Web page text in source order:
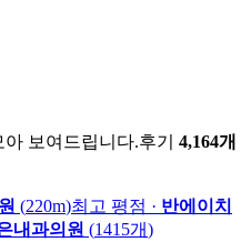
아 보여드립니다.후기 4,164개
(220m)최고 평점 · 반에이치
내과의원 (1415개)